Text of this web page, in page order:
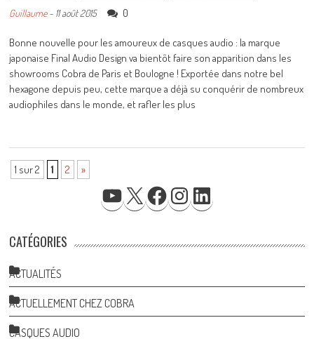
Guillaume- 11 août 2015 0
Bonne nouvelle pour les amoureux de casques audio : la marque
japonaise Final Audio Design va bientôt faire son apparition dans les
showrooms Cobra de Paris et Boulogne ! Exportée dans notre bel
hexagone depuis peu, cette marque a déjà su conquérir de nombreux
audiophiles dans le monde, et rafler les plus
1 sur 2 1 2 »
YOUTUBE FACEBOOKINSTAGRAM
CATÉGORIES
ACTUALITÉS
ACTUELLEMENT CHEZ COBRA
CASQUES AUDIO